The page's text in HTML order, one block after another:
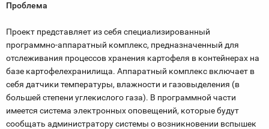
Проблема
Проект представляет из себя специализированный
программно-аппаратный комплекс, предназначенный для
отслеживания процессов хранения картофеля в контейнерах на
базе картофелехранилища. Аппаратный комплекс включает в
себя датчики температуры, влажности и газовыделения (в
большей степени углекислого газа). В программной части
имеется система электронных оповещений, которые будут
сообщать администратору системы о возникновении вспышек